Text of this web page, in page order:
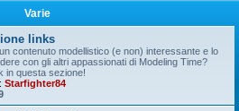
Varie
links
contenuto modellistico (e non) interessante e lo
con gli altri appassionati di Modeling Time?
in questa sezione!
Starfighter84